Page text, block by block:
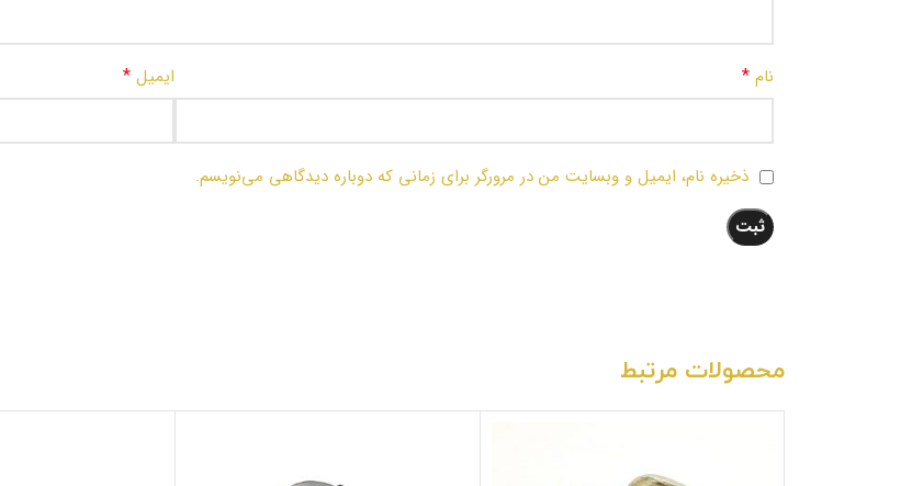
نام * ایمیل *
ذخیره نام، ایمیل و وبسایت من در مرورگر برای زمانی که دوباره دیدگاهی می‌نویسم.
محصولات مرتبط